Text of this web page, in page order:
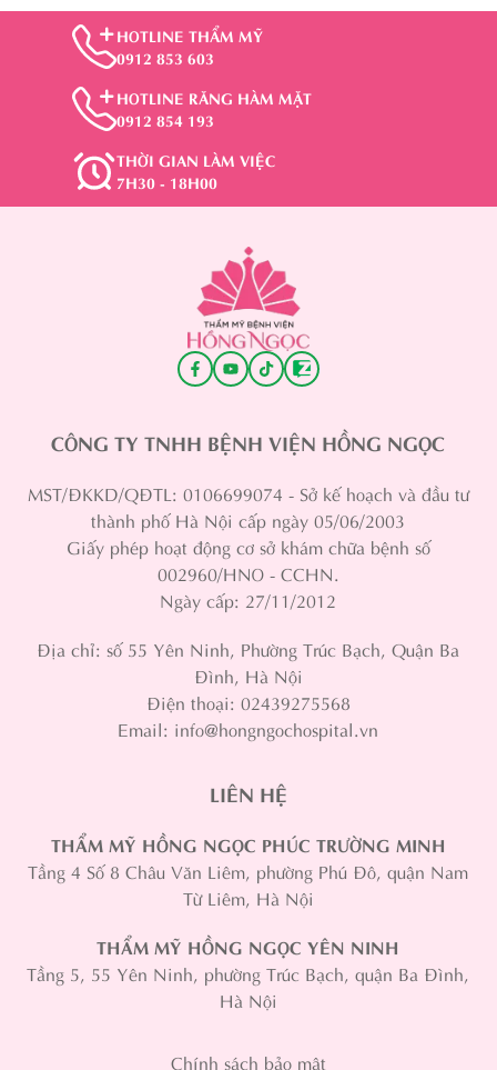
HOTLINE THẨM MỸ
0912 853 603
HOTLINE RĂNG HÀM MẶT
0912 854 193
THỜI GIAN LÀM VIỆC
7H30 - 18H00
CÔNG TY TNHH BỆNH VIỆN HỒNG NGỌC
MST/ĐKKD/QĐTL: 0106699074 - Sở kế hoạch và đầu tư
thành phố Hà Nội cấp ngày 05/06/2003
Giấy phép hoạt động cơ sở khám chữa bệnh số
002960/HNO - CCHN.
Ngày cấp: 27/11/2012
Địa chỉ: số 55 Yên Ninh, Phường Trúc Bạch, Quận Ba
Đình, Hà Nội
Điện thoại: 02439275568
Email: info@hongngochospital.vn
LIÊN HỆ
THẨM MỸ HỒNG NGỌC PHÚC TRƯỜNG MINH
Tầng 4 Số 8 Châu Văn Liêm, phường Phú Đô, quận Nam
Từ Liêm, Hà Nội
THẨM MỸ HỒNG NGỌC YÊN NINH
Tầng 5, 55 Yên Ninh, phường Trúc Bạch, quận Ba Đình,
Hà Nội
Chính sách bảo mật